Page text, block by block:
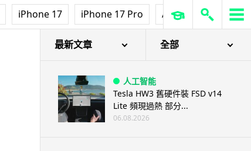
iPhone 17 iPhone 17 Pro AirPods Pro 3
最新文章 全部
人工智能
Tesla HW3 舊硬件裝 FSD v14
Lite 頻現過熱 部分...
06.08.2026